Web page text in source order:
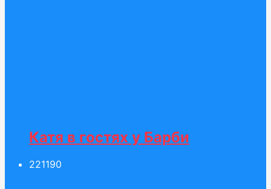
Катя в гостях у Барби
221190